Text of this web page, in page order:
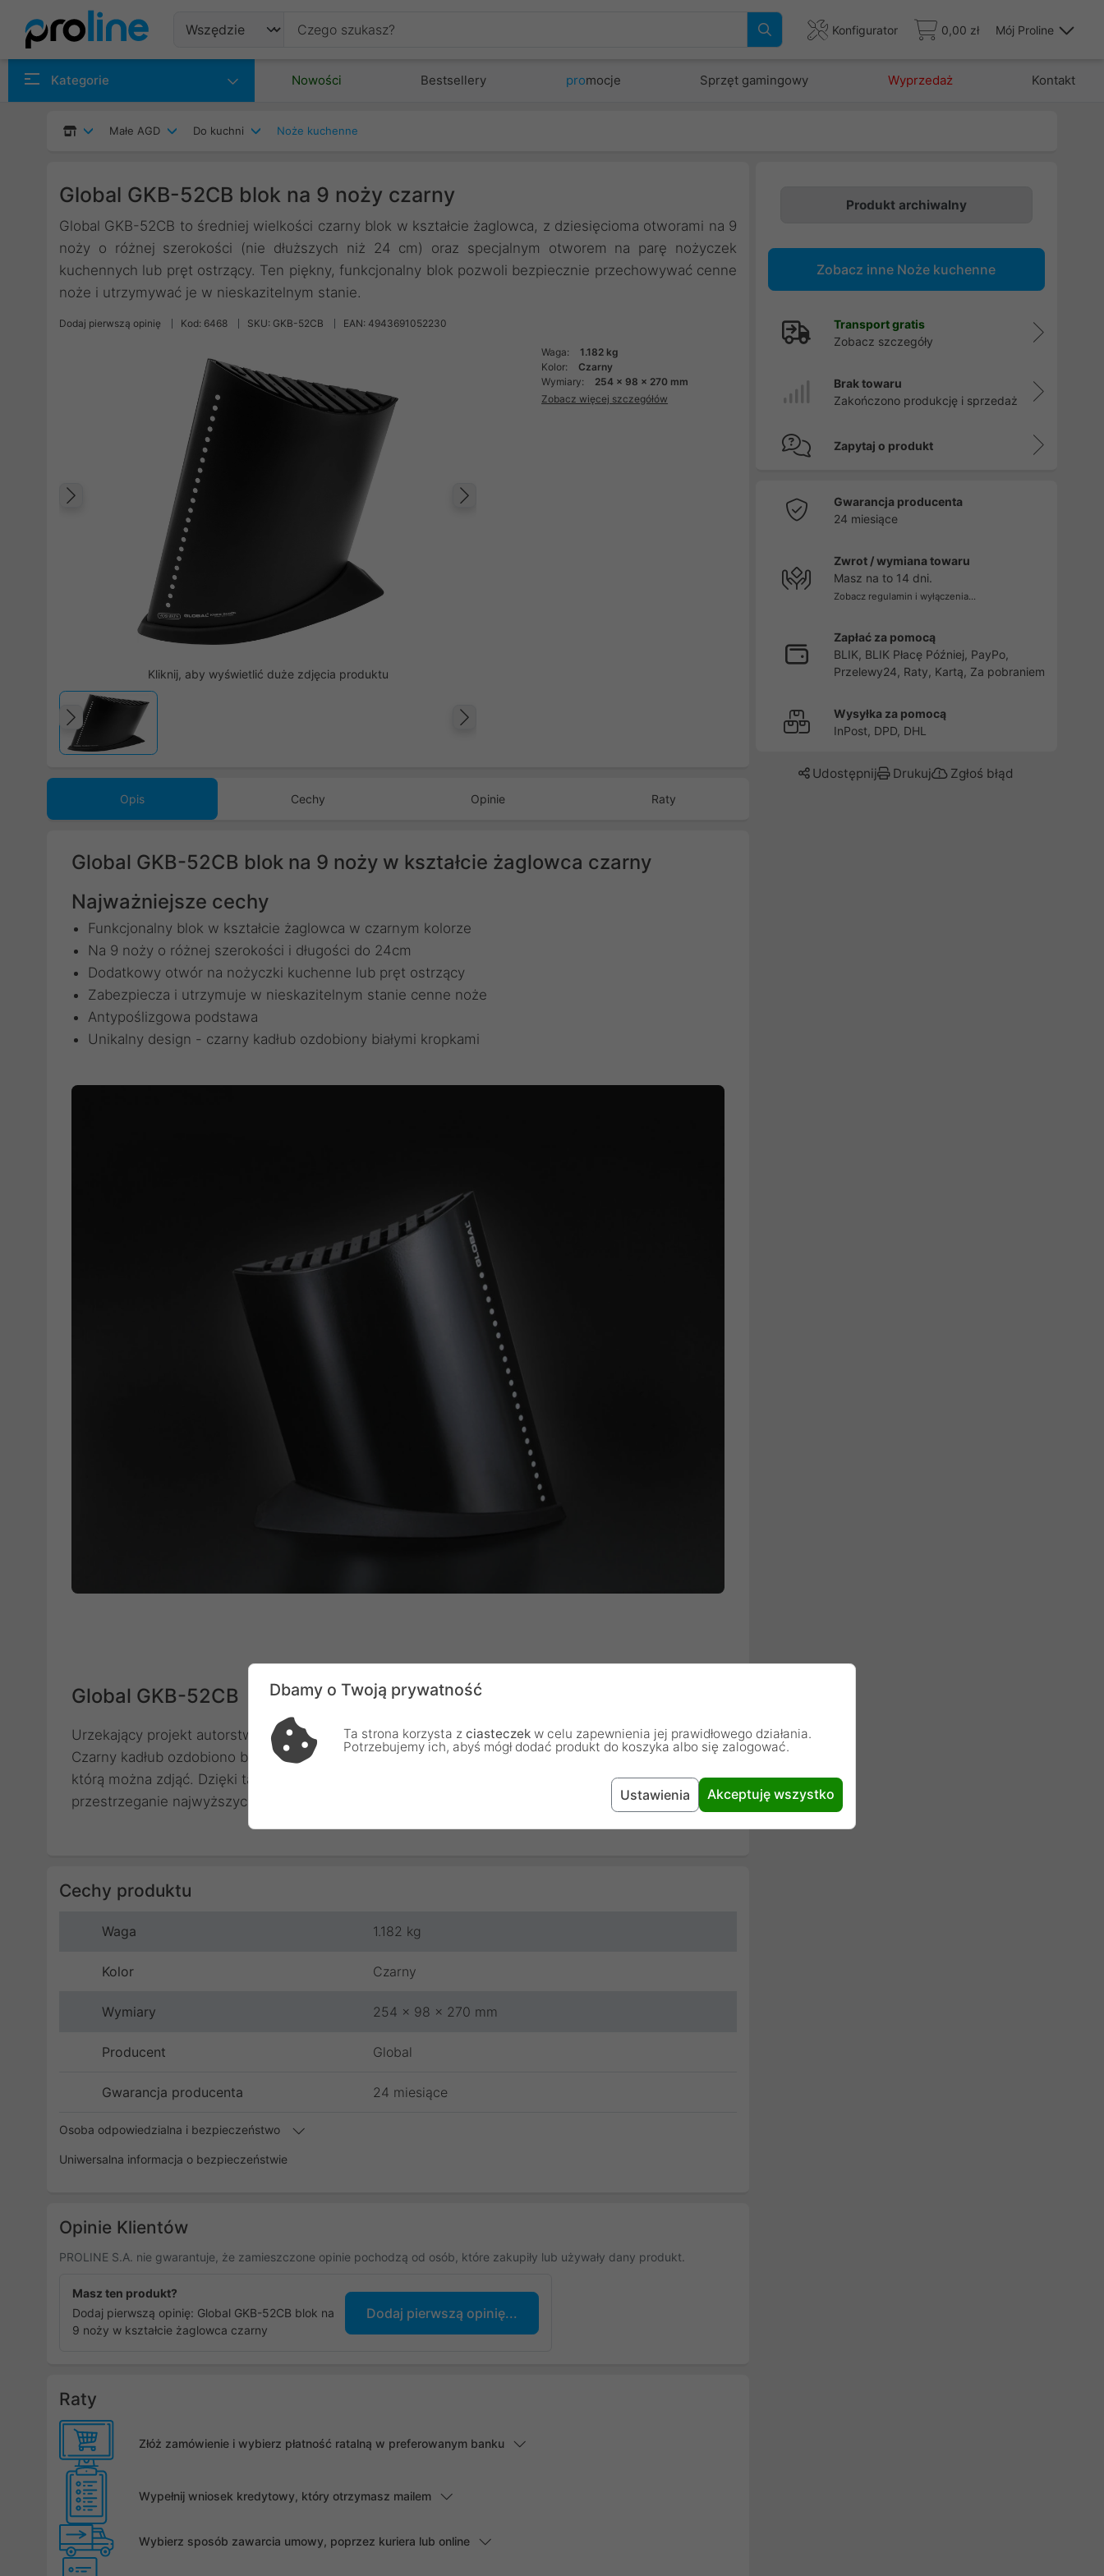
Konfigurator 0,00 zł Mój Proline
Kategorie Nowości Bestsellery promocje Sprzęt gamingowy Wyprzedaż Kontakt
Małe AGD Do kuchni Noże kuchenne
Global GKB-52CB blok na 9 noży czarny
Global GKB-52CB to średniej wielkości czarny blok w kształcie żaglowca, z dziesięcioma otworami na 9
noży o różnej szerokości (nie dłuższych niż 24 cm) oraz specjalnym otworem na parę nożyczek
kuchennych lub pręt ostrzący. Ten piękny, funkcjonalny blok pozwoli bezpiecznie przechowywać cenne
noże i utrzymywać je w nieskazitelnym stanie.
Dodaj pierwszą opinię Kod: 6468 SKU: GKB-52CB EAN: 4943691052230
Poprzedni
Kliknij, aby wyświetlić duże zdjęcia produktu
Poprzedni
Waga:
1.182 kg
Kolor:
Czarny
Wymiary:
254 x 98 x 270 mm
Zobacz więcej szczegółów
Opis Cechy Opinie Raty
Global GKB-52CB blok na 9 noży w kształcie żaglowca czarny
Najważniejsze cechy
Funkcjonalny blok w kształcie żaglowca w czarnym kolorze
Na 9 noży o różnej szerokości i długości do 24cm
Dodatkowy otwór na nożyczki kuchenne lub pręt ostrzący
Zabezpiecza i utrzymuje w nieskazitelnym stanie cenne noże
Antypoślizgowa podstawa
Unikalny design - czarny kadłub ozdobiony białymi kropkami
Global GKB-52CB
Urzekający projekt autorstwa Komina Yamady przypomina kształt żaglowca pod pełnymi żaglami.
Czarny kadłub ozdobiono białymi kropkami i wyposażono w czarną, przeciwpoślizgową podstawę,
którą można zdjąć. Dzięki takiemu rozwiązaniu znika problem czyszczenia otworów, co ułatwia
przestrzeganie najwyższych standardów higieny.
Cechy produktu
Waga 1.182 kg
Kolor Czarny
Wymiary 254 x 98 x 270 mm
Producent Global
Gwarancja producenta 24 miesiące
Osoba odpowiedzialna i bezpieczeństwo
Uniwersalna informacja o bezpieczeństwie
Opinie Klientów
PROLINE S.A. nie gwarantuje, że zamieszczone opinie pochodzą od osób, które zakupiły lub używały dany produkt.
Masz ten produkt?
Dodaj pierwszą opinię: Global GKB-52CB blok na
9 noży w kształcie żaglowca czarny
Dodaj pierwszą opinię...
Raty
Złóż zamówienie i wybierz płatność ratalną w preferowanym banku
Wypełnij wniosek kredytowy, który otrzymasz mailem
Wybierz sposób zawarcia umowy, poprzez kuriera lub online
Produkt archiwalny
Zobacz inne Noże kuchenne
Transport gratis
Zobacz szczegóły
Brak towaru
Zakończono produkcję i sprzedaż
Zapytaj o produkt
Gwarancja producenta
24 miesiące
Zwrot / wymiana towaru
Masz na to 14 dni.
Zobacz regulamin i wyłączenia...
Zapłać za pomocą
BLIK, BLIK Płacę Później, PayPo,
Przelewy24, Raty, Kartą, Za pobraniem
Wysyłka za pomocą
InPost, DPD, DHL
Udostępnij Drukuj Zgłoś błąd
Dbamy o Twoją prywatność
Ta strona korzysta z ciasteczek w celu zapewnienia jej prawidłowego działania.
Potrzebujemy ich, abyś mógł dodać produkt do koszyka albo się zalogować.
Ustawienia Akceptuję wszystko